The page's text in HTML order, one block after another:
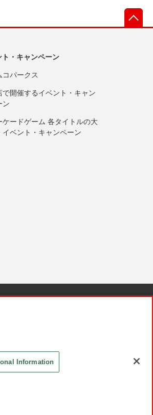
ト・キャンペーン
コパークス
で開催するイベント・キャン
ン
ケードゲーム 各タイトルの大
イベント・キャンペーン
Information